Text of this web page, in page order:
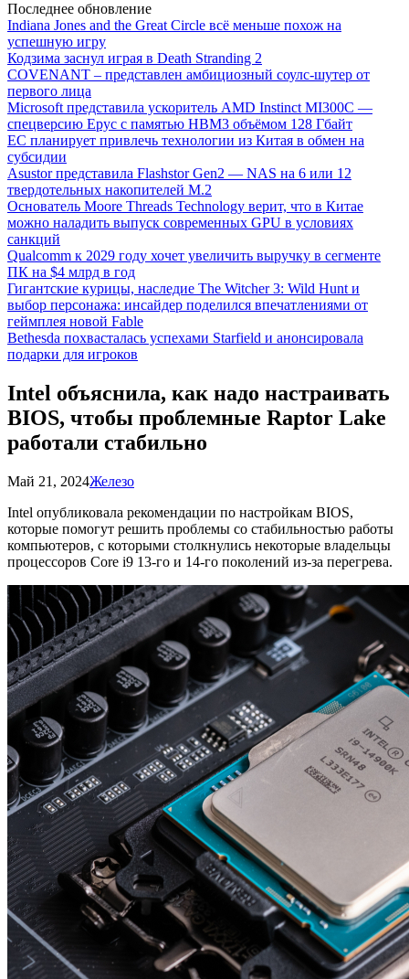
Последнее обновление
Indiana Jones and the Great Circle всё меньше похож на
успешную игру
Кодзима заснул играя в Death Stranding 2
COVENANT – представлен амбициозный соулс-шутер от
первого лица
Microsoft представила ускоритель AMD Instinct MI300C —
спецверсию Epyc с памятью HBM3 объёмом 128 Гбайт
ЕС планирует привлечь технологии из Китая в обмен на
субсидии
Asustor представила Flashstor Gen2 — NAS на 6 или 12
твердотельных накопителей M.2
Основатель Moore Threads Technology верит, что в Китае
можно наладить выпуск современных GPU в условиях
санкций
Qualcomm к 2029 году хочет увеличить выручку в сегменте
ПК на $4 млрд в год
Гигантские курицы, наследие The Witcher 3: Wild Hunt и
выбор персонажа: инсайдер поделился впечатлениями от
геймплея новой Fable
Bethesda похвасталась успехами Starfield и анонсировала
подарки для игроков
Intel объяснила, как надо настраивать
BIOS, чтобы проблемные Raptor Lake
работали стабильно
Май 21, 2024Железо
Intel опубликовала рекомендации по настройкам BIOS,
которые помогут решить проблемы со стабильностью работы
компьютеров, с которыми столкнулись некоторые владельцы
процессоров Core i9 13-го и 14-го поколений из-за перегрева.